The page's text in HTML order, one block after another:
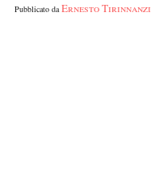
Pubblicato daErnesto Tirinnanzi